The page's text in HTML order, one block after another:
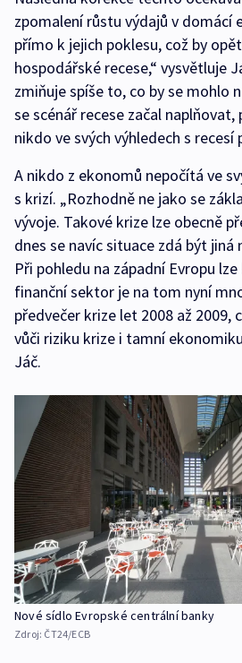
zpomalení růstu výdajů v domácí
přímo k jejich poklesu, což by
hospodářské recese,“ vysvětluje
zmiňuje spíše to, co by se mohlo
se scénář recese začal
nikdo ve svých výhledech s recesí
A nikdo z ekonomů nepočítá ve
s krizí. „Rozhodně ne jako se
vývoje. Takové krize lze obecně
dnes se navíc situace zdá být jiná
Při pohledu na západní Evropu
finanční sektor je na tom nyní
předvečer krize let 2008 až 2009,
vůči riziku krize i tamní
Jáč.
Nové sídlo Evropské centrální banky
Zdroj: ČT24/ECB